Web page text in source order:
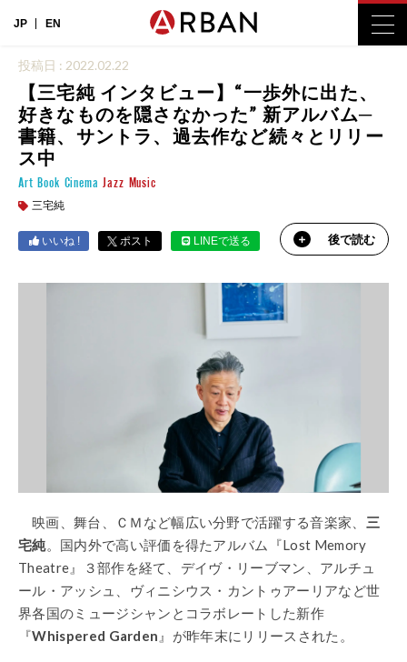
JP EN
投稿日 : 2022.02.22
【三宅純 インタビュー】“一歩外に出た、
好きなものを隠さなかった” 新アルバム─
書籍、サントラ、過去作など続々とリリー
ス中
Art Book Cinema Jazz Music
三宅純
いいね ! ポスト LINEで送る 後で読む
映画、舞台、ＣＭなど幅広い分野で活躍する音楽家、 三
宅純 。国内外で高い評価を得たアルバム『Lost Memory
Theatre』３部作を経て、デイヴ・リーブマン、アルチュ
ール・アッシュ、ヴィニシウス・カントゥアーリアなど世
界各国のミュージシャンとコラボレートした新作
『Whispered Garden 』が昨年末にリリースされた。